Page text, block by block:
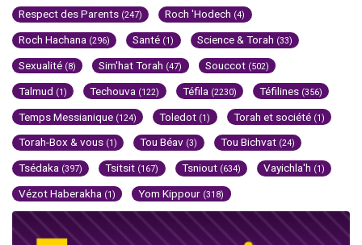
Respect des Parents (247) Roch 'Hodech (4)
Roch Hachana (296) Santé (1) Science & Torah (33)
Sexualité (8) Sim'hat Torah (47) Souccot (502)
Talmud (1) Techouva (122) Téfila (2230) Téfilines (356)
Temps Messianique (124) Toledot (1) Torah et société (1)
Torah-Box & vous (1) Tou Béav (3) Tou Bichvat (24)
Tsédaka (397) Tsitsit (167) Tsniout (634) Vayichla'h (1)
Vézot Haberakha (1) Yom Kippour (318)